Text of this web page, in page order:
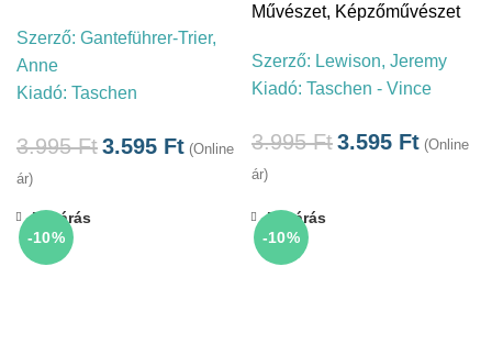
Szerző: Ganteführer-Trier,
Anne
Kiadó: Taschen
3.995Ft3.595 Ft (Online
ár)
Művészet, Képzőművészet
Szerző: Lewison, Jeremy
Kiadó: Taschen - Vince
3.995Ft3.595 Ft (Online
ár)
-10%
Bezárás
-10%
Bezárás